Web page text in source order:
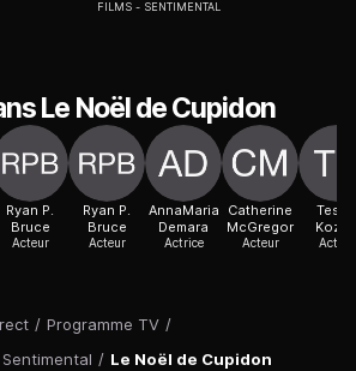
/ Programme TV /
Sentimental / Le Noël de Cupidon
FILMS SENTIMENTAL
Le Noël de Cupidon
Ryan P.
Bruce
Acteur
Ryan P.
Bruce
Acteur
AnnaMaria
Demara
Actrice
Catherine
McGregor
Acteur
Tessa
Acteur